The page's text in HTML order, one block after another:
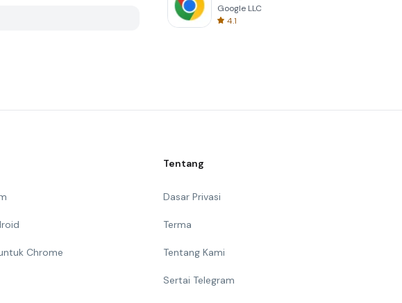
Google LLC
4.1
Chrome
Tentang
Dasar Privasi
Terma
Tentang Kami
Sertai Telegram